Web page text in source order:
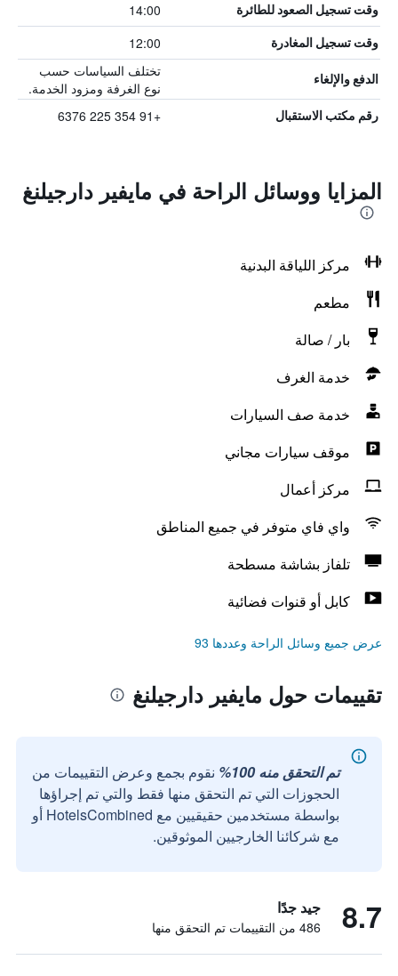
وقت تسجيل الصعود للطائرة 14:00
وقت تسجيل المغادرة 12:00
الدفع والإلغاء
تختلف السياسات حسب
نوع الغرفة ومزود الخدمة.
رقم مكتب الاستقبال +91 354 225 6376
المزايا ووسائل الراحة في مايفير دارجيلنغ
مركز اللياقة البدنية
مطعم
بار / صالة
خدمة الغرف
خدمة صف السيارات
موقف سيارات مجاني
مركز أعمال
واي فاي متوفر في جميع المناطق
تلفاز بشاشة مسطحة
كابل أو قنوات فضائية
عرض جميع وسائل الراحة وعددها 93
تقييمات حول مايفير دارجيلنغ
تم التحقق منه 100%
نقوم بجمع وعرض التقييمات من
الحجوزات التي تم التحقق منها فقط والتي تم إجراؤها
بواسطة مستخدمين حقيقيين مع HotelsCombined أو
مع شركائنا الخارجيين الموثوقين.
8.7 جيد جدًا
486 من التقييمات تم التحقق منها